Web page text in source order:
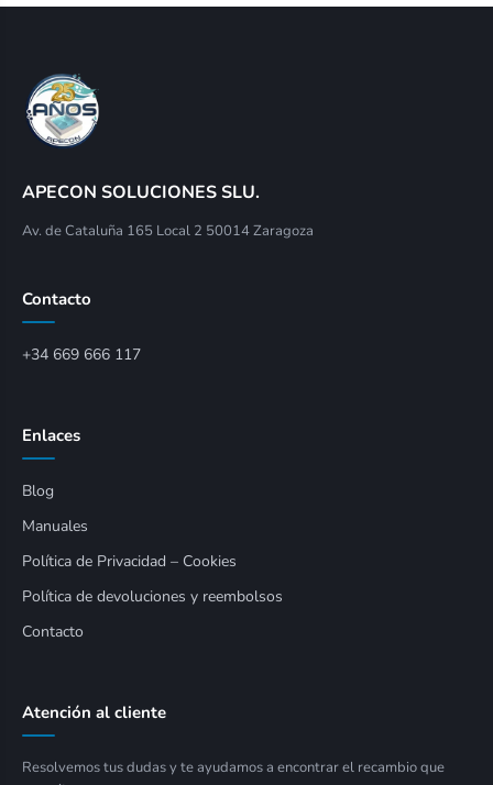
APECON SOLUCIONES SLU.
Av. de Cataluña 165 Local 2 50014 Zaragoza
Contacto
+34 669 666 117
Enlaces
Blog
Manuales
Política de Privacidad – Cookies
Política de devoluciones y reembolsos
Contacto
Atención al cliente
Resolvemos tus dudas y te ayudamos a encontrar el recambio que